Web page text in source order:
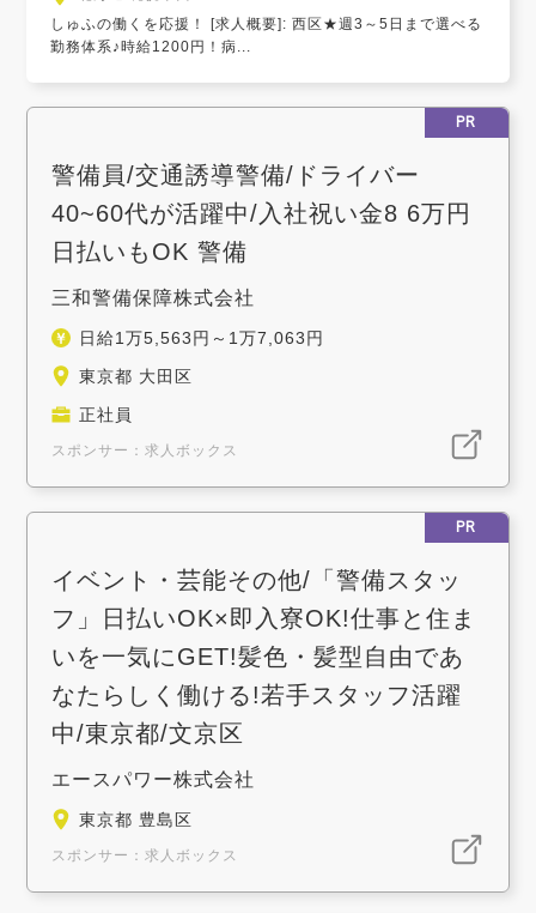
しゅふの働くを応援！ [求人概要]: 西区★週3～5日まで選べる
勤務体系♪時給1200円！病...
PR
警備員/交通誘導警備/ドライバー
40~60代が活躍中/入社祝い金8 6万円
日払いもOK 警備
三和警備保障株式会社
日給1万5,563円～1万7,063円
東京都 大田区
正社員
スポンサー：求人ボックス
PR
イベント・芸能その他/「警備スタッ
フ」日払いOK×即入寮OK!仕事と住ま
いを一気にGET!髪色・髪型自由であ
なたらしく働ける!若手スタッフ活躍
中/東京都/文京区
エースパワー株式会社
東京都 豊島区
スポンサー：求人ボックス